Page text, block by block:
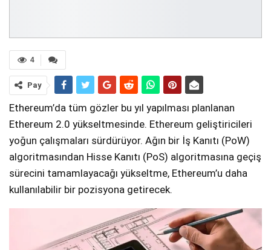
4
Pay
Ethereum’da tüm gözler bu yıl yapılması planlanan
Ethereum 2.0 yükseltmesinde. Ethereum geliştiricileri
yoğun çalışmaları sürdürüyor. Ağın bir İş Kanıtı (PoW)
algoritmasından Hisse Kanıtı (PoS) algoritmasına geçiş
sürecini tamamlayacağı yükseltme, Ethereum’u daha
kullanılabilir bir pozisyona getirecek.